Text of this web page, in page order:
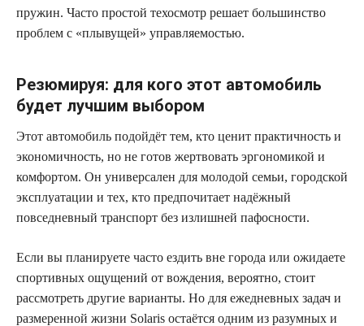
пружин. Часто простой техосмотр решает большинство
проблем с «плывущей» управляемостью.
Резюмируя: для кого этот автомобиль
будет лучшим выбором
Этот автомобиль подойдёт тем, кто ценит практичность и
экономичность, но не готов жертвовать эргономикой и
комфортом. Он универсален для молодой семьи, городской
эксплуатации и тех, кто предпочитает надёжный
повседневный транспорт без излишней пафосности.
Если вы планируете часто ездить вне города или ожидаете
спортивных ощущений от вождения, вероятно, стоит
рассмотреть другие варианты. Но для ежедневных задач и
размеренной жизни Solaris остаётся одним из разумных и